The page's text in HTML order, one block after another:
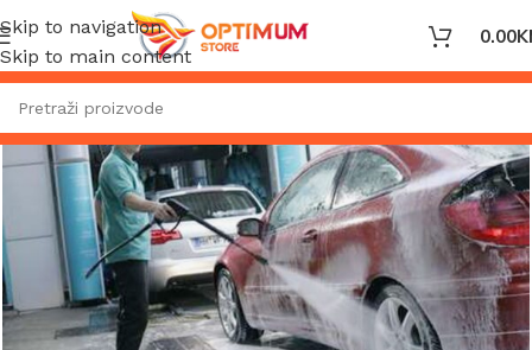
Skip to navigation
Skip to main content
0.00